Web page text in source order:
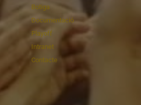
Botiga
Documentació
Playoff
Intranet
Contacte